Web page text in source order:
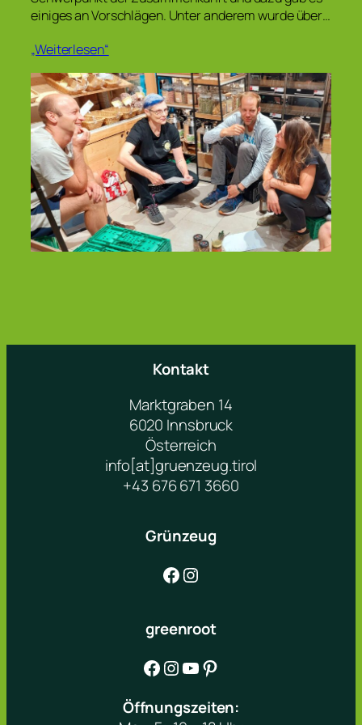
einiges an Vorschlägen. Unter anderem wurde über…
„Weiterlesen“
Kontakt
Marktgraben 14
6020 Innsbruck
Österreich
info[at]gruenzeug.tirol
+43 676 671 3660
Grünzeug
Facebook Instagram
greenroot
Facebook Instagram YouTube Pinterest
Öffnungszeiten: